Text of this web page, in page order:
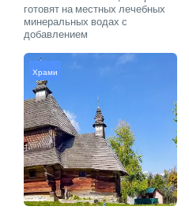
готовят на местных лечебных
минеральных водах с
добавлением
Храми